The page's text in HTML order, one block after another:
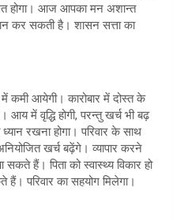
होगा। आज आपका मन अशान्त
कर सकती है। शासन सत्ता का
कमी आयेगी। कारोबार में दोस्त के
में वृद्धि होगी, परन्तु खर्च भी बढ़
रखना होगा। परिवार के साथ
खर्च बढ़ेंगे। व्यापार करने
हैं। पिता को स्वास्थ्‍य विकार हो
परिवार का सहयोग मिलेगा।